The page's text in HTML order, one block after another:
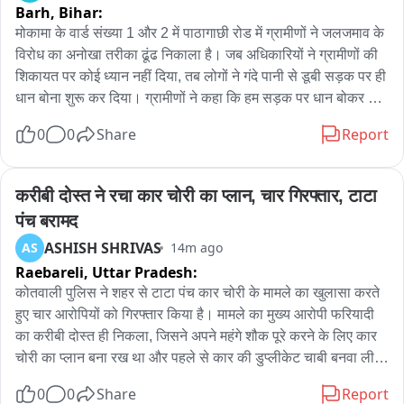
Barh, Bihar:
मोकामा के वार्ड संख्या 1 और 2 में पाठागाछी रोड में ग्रामीणों ने जलजमाव के
विरोध का अनोखा तरीका ढूंढ निकाला है। जब अधिकारियों ने ग्रामीणों की
शिकायत पर कोई ध्यान नहीं दिया, तब लोगों ने गंदे पानी से डूबी सड़क पर ही
धान बोना शुरू कर दिया। ग्रामीणों ने कहा कि हम सड़क पर धान बोकर
जनता की समस्या पर जाए। नगर प्रशासन का ध्यान अपनी समस्या की
करोड़ की लागत से नाले का निर्माण तो किया, लेकिन बारिश में हालत यह है
कि अब नाले का पानी भी सड़क पर बह रहा है। सड़कों पर गंदा पानी बहने से
महिलाओं और बुजुर्गों का घर से बाहर निकलना भी मुश्किल हो गया है। बच्चे
भी इसी गंदे पानी में घुसकर स्कूल जाने को मजबूर हैं। स्थानीय नेताओं और
अधिकारियों से परेशान होकर गांव के कुछ लोगों ने आने जाने के लिए हजारों
रुपए खर्च कर बाँस के चचरी पुल का निर्माण कर लिया है। अब जलजमाव से
जूझ रहे सभी लोगों ने अपने घर के आगे अस्थाई चचरी पुल का निर्माण कर
लिया है।
0 0 Share Report
करीबी दोस्त ने रचा कार चोरी का प्लान, चार गिरफ्तार, टाटा
पंच बरामद
AS ASHISH SHRIVAS 14m ago
Raebareli, Uttar Pradesh:
कोतवाली पुलिस ने शहर से टाटा पंच कार चोरी के मामले का खुलासा करते
हुए चार आरोपियों को गिरफ्तार किया है। मामले का मुख्य आरोपी फरियादी
का करीबी दोस्त ही निकला, जिसने अपने महंगे शौक पूरे करने के लिए कार
चोरी का प्लान बना रख था और पहले से कार की डुप्लीकेट चाबी बनवा ली
दिया।
0 0 Share Report